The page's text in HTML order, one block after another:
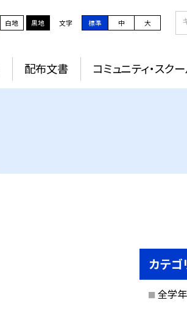
白地 黒地 文字 標準 中 大
配布文書 コミュニティ・スク
カテゴ
全学年